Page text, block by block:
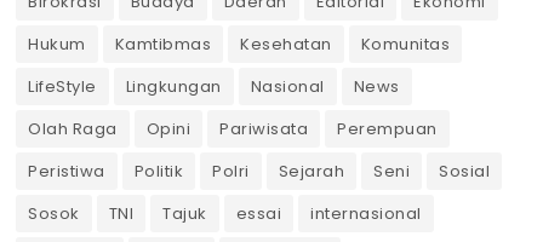
Hukum
Kamtibmas Kesehatan
Komunitas
LifeStyle
Lingkungan Nasional
News
Olah Raga
Opini Pariwisata
Perempuan
Peristiwa
Politik Polri Sejarah Seni
Sosial
Sosok
TNI Tajuk essai
internasional